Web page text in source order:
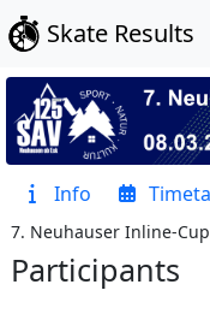
Skate Results
Info
7. Neuhauser Inline-
Participants